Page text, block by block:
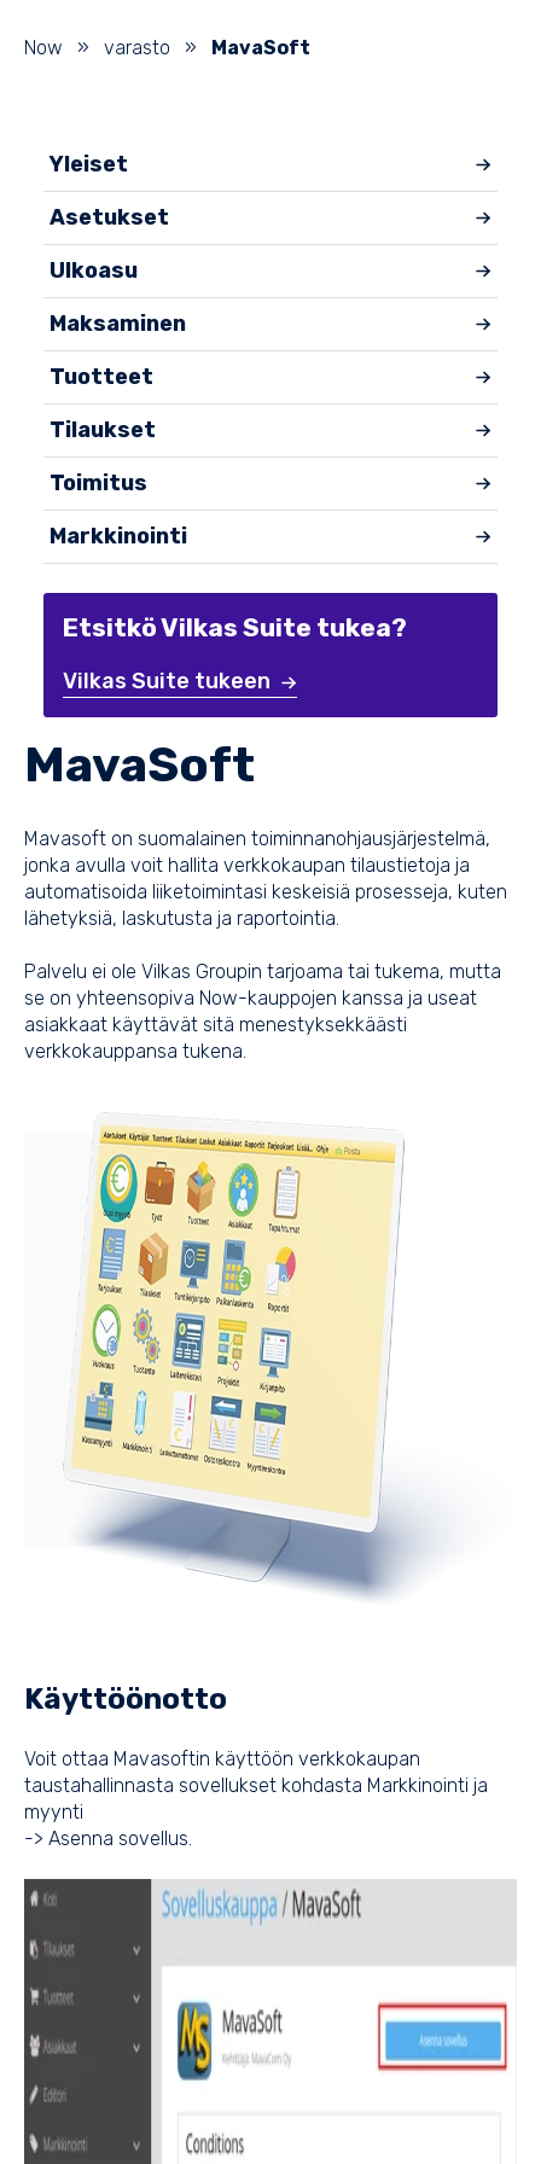
Now » varasto » MavaSoft
Yleiset
Asetukset
Ulkoasu
Maksaminen
Tuotteet
Tilaukset
Toimitus
Markkinointi
Etsitkö Vilkas Suite tukea?
Vilkas Suite tukeen
MavaSoft
Mavasoft on suomalainen toiminnanohjausjärjestelmä,
jonka avulla voit hallita verkkokaupan tilaustietoja ja
automatisoida liiketoimintasi keskeisiä prosesseja, kuten
lähetyksiä, laskutusta ja raportointia.
Palvelu ei ole Vilkas Groupin tarjoama tai tukema, mutta
se on yhteensopiva Now-kauppojen kanssa ja useat
asiakkaat käyttävät sitä menestyksekkäästi
verkkokauppansa tukena.
Käyttöönotto
Voit ottaa Mavasoftin käyttöön verkkokaupan
taustahallinnasta sovellukset kohdasta Markkinointi ja
myynti
-> Asenna sovellus.